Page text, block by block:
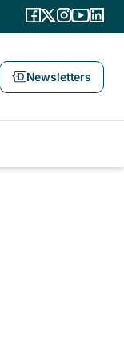
Newsletters